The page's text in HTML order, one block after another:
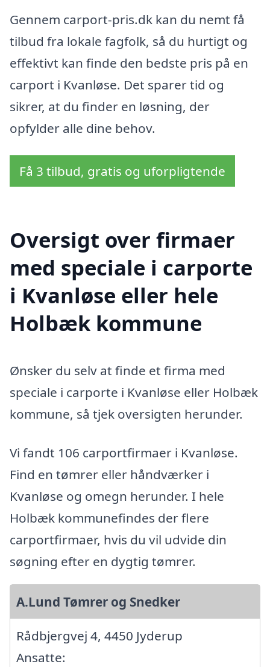
Gennem carport-pris.dk kan du nemt få
tilbud fra lokale fagfolk, så du hurtigt og
effektivt kan finde den bedste pris på en
carport i Kvanløse. Det sparer tid og
sikrer, at du finder en løsning, der
opfylder alle dine behov.
Få 3 tilbud, gratis og uforpligtende
Oversigt over firmaer
med speciale i carporte
i Kvanløse eller hele
Holbæk kommune
Ønsker du selv at finde et firma med
speciale i carporte i Kvanløse eller Holbæk
kommune, så tjek oversigten herunder.
Vi fandt 106 carportfirmaer i Kvanløse.
Find en tømrer eller håndværker i
Kvanløse og omegn herunder. I hele
Holbæk kommunefindes der flere
carportfirmaer, hvis du vil udvide din
søgning efter en dygtig tømrer.
A.Lund Tømrer og Snedker
Rådbjergvej 4, 4450 Jyderup
Ansatte: